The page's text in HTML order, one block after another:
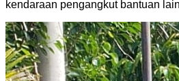
kendaraan pengangkut bantuan